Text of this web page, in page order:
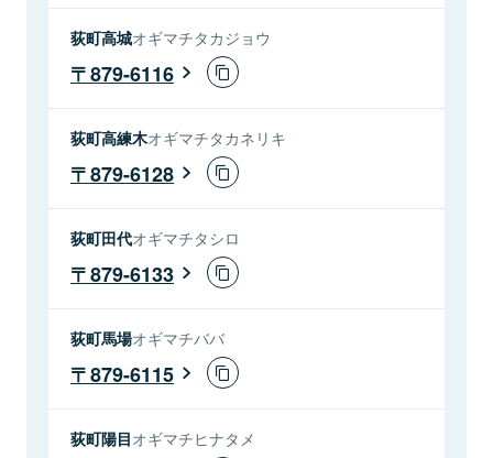
荻町高城オギマチタカジョウ
879-6116
荻町高練木オギマチタカネリキ
879-6128
荻町田代オギマチタシロ
879-6133
荻町馬場オギマチババ
879-6115
荻町陽目オギマチヒナタメ